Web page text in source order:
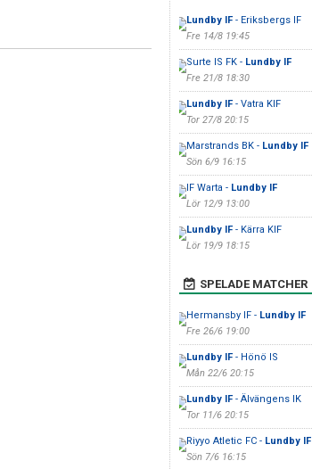
Lundby IF- Eriksbergs IF
Fre 14/8 19:45
Surte IS FK - Lundby IF
Fre 21/8 18:30
Lundby IF- Vatra KIF
Tor 27/8 20:15
Marstrands BK - Lundby IF
Sön 6/9 16:15
IF Warta - Lundby IF
Lör 12/9 13:00
Lundby IF- Kärra KIF
Lör 19/9 18:15
SPELADE MATCHER
Hermansby IF - Lundby IF
Fre 26/6 19:00
Lundby IF- Hönö IS
Mån 22/6 20:15
Lundby IF- Älvängens IK
Tor 11/6 20:15
Riyyo Atletic FC - Lundby IF
Sön 7/6 16:15